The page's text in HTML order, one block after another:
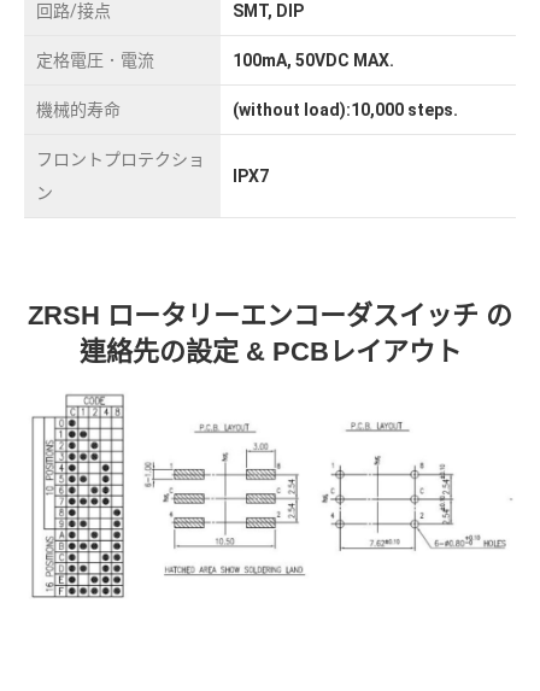
回路/接点 SMT, DIP
定格電圧．電流 100mA, 50VDC MAX.
機械的寿命 (without load):10,000 steps.
フロントプロテクショ
ン
IPX7
ZRSH ロータリーエンコーダスイッチ の
連絡先の設定 & PCBレイアウト